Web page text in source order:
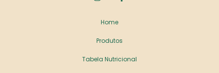
Home
Produtos
Tabela Nutricional